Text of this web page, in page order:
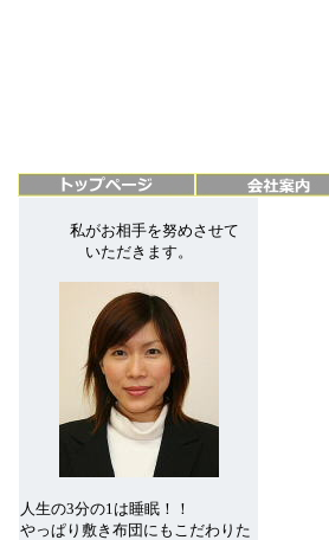
私がお相手を努めさせて
いただきます。
人生の3分の1は睡眠！！
やっぱり敷き布団にもこだわりた